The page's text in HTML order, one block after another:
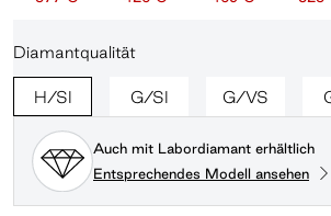
Diamantqualität
H/SI G/SI G/VS
Auch mit Labordiamant erhältlich
Entsprechendes Modell ansehen